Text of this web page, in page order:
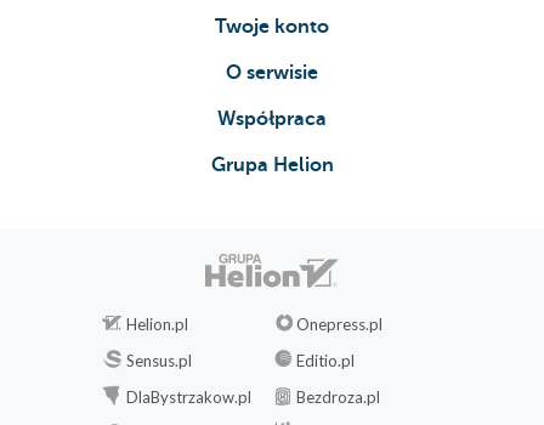
Twoje konto
O serwisie
Współpraca
Grupa Helion
Helion.pl
Onepress.pl
Sensus.pl
Editio.pl
DlaBystrzakow.pl
Bezdroza.pl